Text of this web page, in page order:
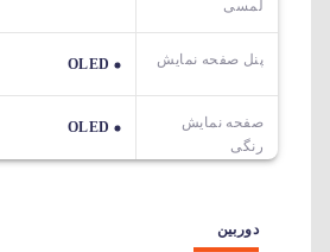
لمسی
پنل صفحه نمایش OLED
صفحه نمایش
رنگی
OLED
دوربین